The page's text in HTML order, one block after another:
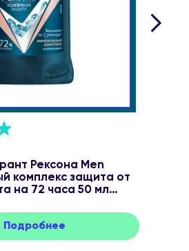
Рексона Men
комплекс защита от
на 72 часа 50 мл
Подробнее